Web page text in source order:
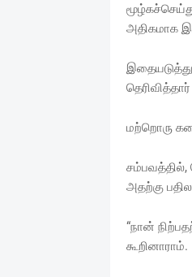
அதிகமாக
மற்றொரு
சம்பவத்தில்,
அதற்கு
“நான்
கூறினாராம்.